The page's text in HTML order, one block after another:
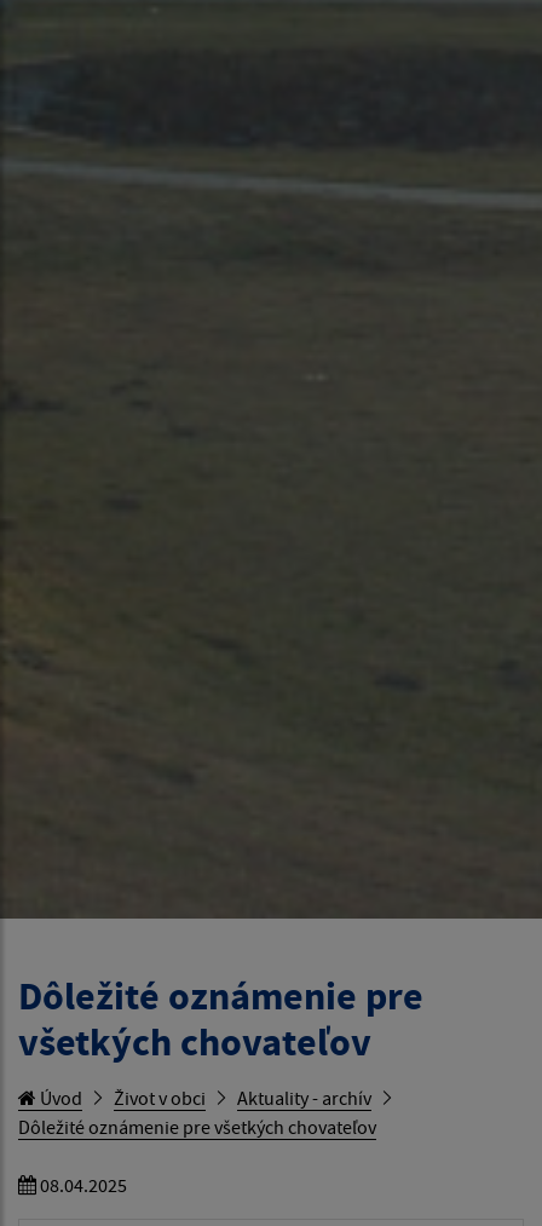
Dôležité oznámenie pre
všetkých chovateľov
Úvod Život v obci
Aktuality - archív
Dôležité oznámenie pre všetkých chovateľov
08.04.2025